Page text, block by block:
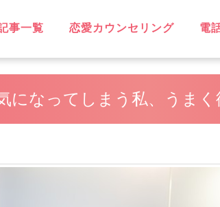
事一覧
談
恋愛
メイト
チュアル
効く♡
ネタ
・旅行
理
ォッチャー
ーライフ
ーライフ
恋愛カウンセリング 電
になってしまう私、うま